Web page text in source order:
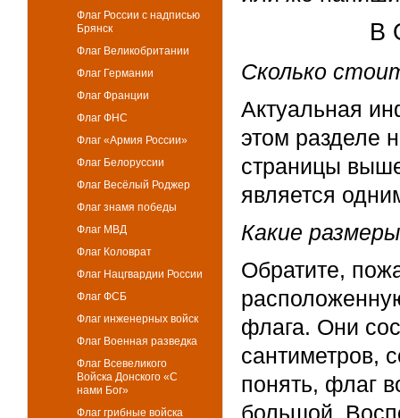
Флаг России с надписью
Брянск
Флаг Великобритании
Флаг Германии
Флаг Франции
Флаг ФНС
Флаг «Армия России»
Флаг Белоруссии
Флаг Весёлый Роджер
Флаг знамя победы
Флаг МВД
Флаг Коловрат
Флаг Нацгвардии России
Флаг ФСБ
Флаг инженерных войск
Флаг Военная разведка
Флаг Всевеликого
Войска Донского «С
нами Бог»
Флаг грибные войска
В
Сколько
Актуальная
этом разделе
страницы
является
Какие
Обратите,
флага. Они
сантиметров,
понять, флаг
большой.